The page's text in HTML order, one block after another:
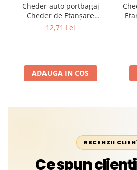
Cheder auto portbagaj
Cheder de Etanșare
Profesional din Cauciuc -
Liniar
12,71 Lei
ADAUGA IN COS
RECENZII
Ce spun